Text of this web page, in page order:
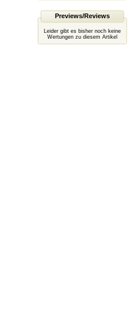
Previews/Reviews
Leider gibt es bisher noch keine
Wertungen zu diesem Artikel